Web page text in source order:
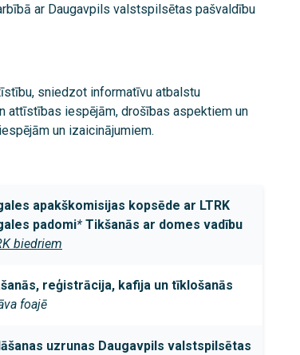
ar Daugavpils valstspilsētas pašvaldību
sniedzot informatīvu atbalstu
attīstības iespējām, drošības aspektiem un
un izaicinājumiem.
apakškomisijas kopsēde ar LTRK
padomi* Tikšanās ar domes vadību
biedriem
reģistrācija, kafija un tīklošanās
foajē
uzrunas Daugavpils valstspilsētas